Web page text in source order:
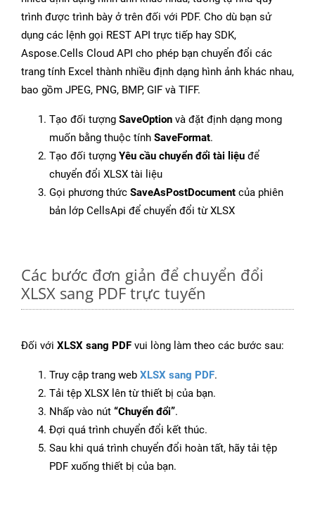
trình được trình bày ở trên đối với PDF. Cho dù bạn sử
dụng các lệnh gọi REST API trực tiếp hay SDK,
Aspose.Cells Cloud API cho phép bạn chuyển đổi các
trang tính Excel thành nhiều định dạng hình ảnh khác nhau,
bao gồm JPEG, PNG, BMP, GIF và TIFF.
Tạo đối tượng SaveOption và đặt định dạng mong
muốn bằng thuộc tính SaveFormat.
Tạo đối tượng Yêu cầu chuyển đổi tài liệu để
chuyển đổi XLSX tài liệu
Gọi phương thức SaveAsPostDocument của phiên
bản lớp CellsApi để chuyển đổi từ XLSX
Các bước đơn giản để chuyển đổi
XLSX sang PDF trực tuyến
Đối với XLSX sang PDF vui lòng làm theo các bước sau:
Truy cập trang web XLSX sang PDF.
Tải tệp XLSX lên từ thiết bị của bạn.
Nhấp vào nút “Chuyển đổi”.
Đợi quá trình chuyển đổi kết thúc.
Sau khi quá trình chuyển đổi hoàn tất, hãy tải tệp
PDF xuống thiết bị của bạn.